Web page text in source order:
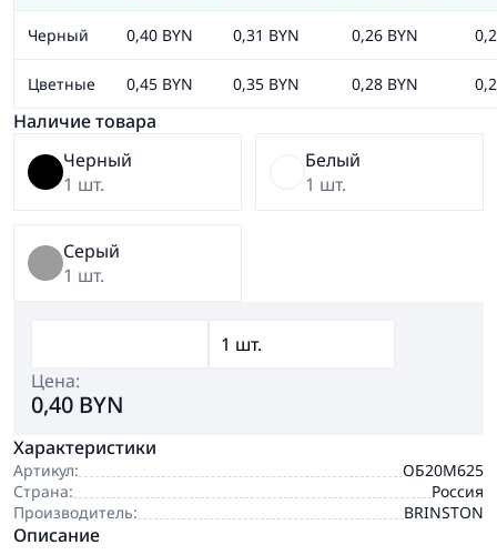
Черный 0,40 BYN 0,31 BYN 0,26 BYN
Цветные 0,45 BYN 0,35 BYN 0,28 BYN
Наличие товара
Черный
1 шт.
Белый
1 шт.
Серый
1 шт.
Цена:
0,40 BYN
Характеристики
Артикул:
ОБ20М625
Страна:
Россия
Производитель:
BRINSTON
Описание